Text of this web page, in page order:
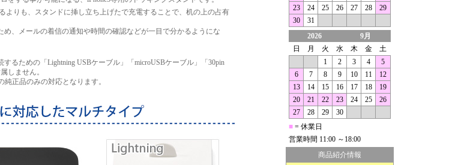
よりも、スタンドに挿し立ち上げたで充電することで、机の上の占有
め、メールの着信の通知や時間の確認などが一目で分かるようにな
るための「Lightning USBケーブル」「microUSBケーブル」「30pin
しません。
正品のみの対応となります。
23
24 25 26 27 28
29
30
31
2026
9月
日
月 火 水 木 金
土
1
2 3 4
5
6
7 8 9 10 11
12
13
14 15 16 17 18
19
20
21 22 23 24 25
26
27
28 29
30
■ = 休業日
営業時間 11:00 ～18:00
商品紹介情報